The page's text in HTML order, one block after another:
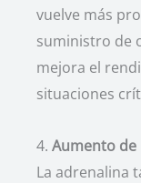
vuelve más
suministro de
mejora el
situaciones
4. Aumento de
La adrenalina